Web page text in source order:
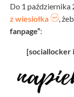
Do 1 października
z wiesiołka
,
fanpage”:
[sociallocker